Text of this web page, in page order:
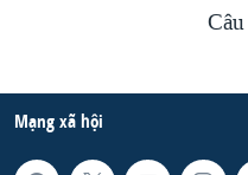
Mạng xã hội